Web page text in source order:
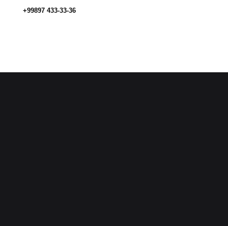
+99897 433-33-36